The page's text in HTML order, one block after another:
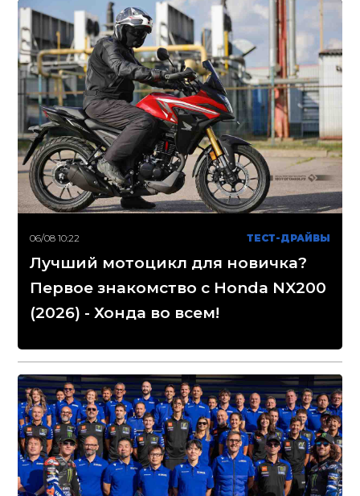
06/08 10:22 ТЕСТ-ДРАЙВЫ
Лучший мотоцикл для новичка?
Первое знакомство с Honda NX200
(2026) - Хонда во всем!